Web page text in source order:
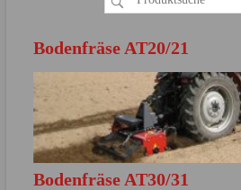
Bodenfräse AT20/21
Bodenfräse AT30/31